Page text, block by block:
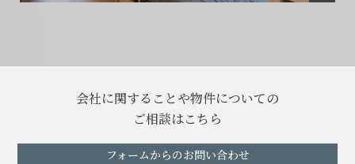
会社に関することや物件についての
ご相談はこちら
フォームからのお問い合わせ